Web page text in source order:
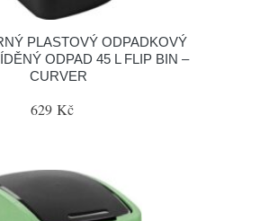
PLASTOVÝ ODPADKOVÝ
ODPAD 45 L FLIP BIN –
CURVER
629 Kč